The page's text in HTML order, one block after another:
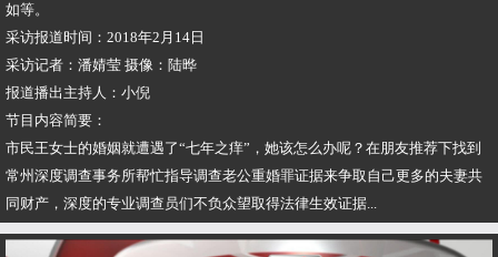
如等。
采访报道时间：2018年2月14日
采访记者：潘婧莹 摄像：陆晔
报道播出主持人：小倪
节目内容简要：
市民王女士的婚姻就遭遇了“七年之痒”，她该怎么办呢？在朋友推荐下找到
常州深度调查事务所帮忙指导调查老公重婚罪证据来争取自己更多的夫妻共
同财产，深度的专业调查员们不负众望取得法律生效证据...